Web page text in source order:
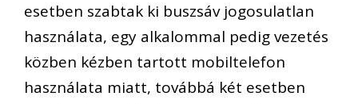
esetben szabtak ki buszsáv jogosulatlan
használata, egy alkalommal pedig vezetés
közben kézben tartott mobiltelefon
használata miatt, továbbá két esetben